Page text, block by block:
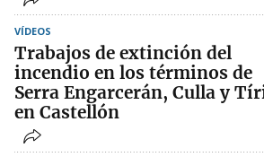
VÍDEOS
Trabajos de extinción del
incendio en los términos de
Serra Engarcerán, Culla y
en Castellón